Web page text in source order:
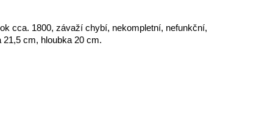
cca. 1800, závaží chybí, nekompletní, nefunkční,
cm, hloubka 20 cm.